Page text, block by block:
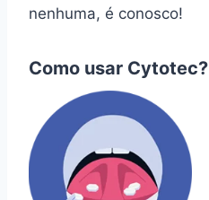
nenhuma, é conosco!
Como usar Cytotec?